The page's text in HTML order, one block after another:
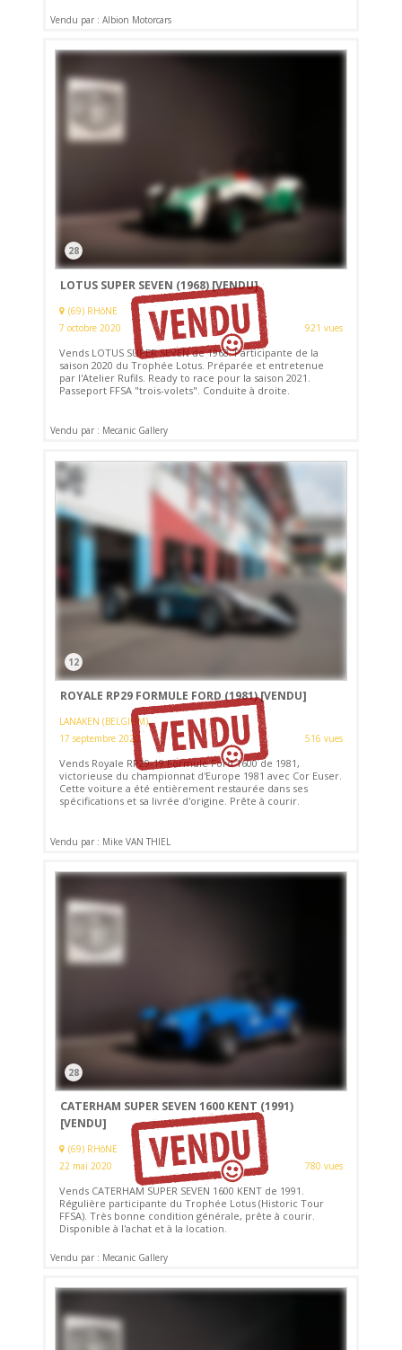
Vendu par : Albion Motorcars
28
LOTUS SUPER SEVEN (1968)[VENDU]
(69) RHôNE
7 octobre 2020
921 vues
Vends LOTUS SUPER SEVEN de 1968. Participante de la
saison 2020 du Trophée Lotus. Préparée et entretenue
par l'Atelier Rufils. Ready to race pour la saison 2021.
Passeport FFSA "trois-volets". Conduite à droite.
Vendu par : Mecanic Gallery
12
ROYALE RP29 FORMULE FORD (1981)[VENDU]
LANAKEN (BELGIUM)
17 septembre 2020
516 vues
Vends Royale RP29-19 Formule Ford 1600 de 1981,
victorieuse du championnat d'Europe 1981 avec Cor Euser.
Cette voiture a été entièrement restaurée dans ses
spécifications et sa livrée d'origine. Prête à courir.
Vendu par : Mike VAN THIEL
28
CATERHAM SUPER SEVEN 1600 KENT (1991)
[VENDU]
(69) RHôNE
22 mai 2020
780 vues
Vends CATERHAM SUPER SEVEN 1600 KENT de 1991.
Régulière participante du Trophée Lotus (Historic Tour
FFSA). Très bonne condition générale, prête à courir.
Disponible à l'achat et à la location.
Vendu par : Mecanic Gallery